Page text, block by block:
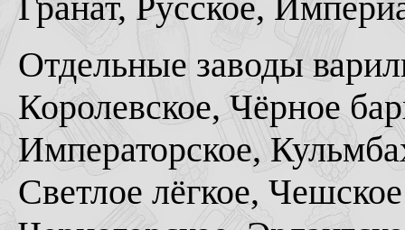
Отдельные заводы
Королевское, Чёрное
Императорское,
Светлое лёгкое,